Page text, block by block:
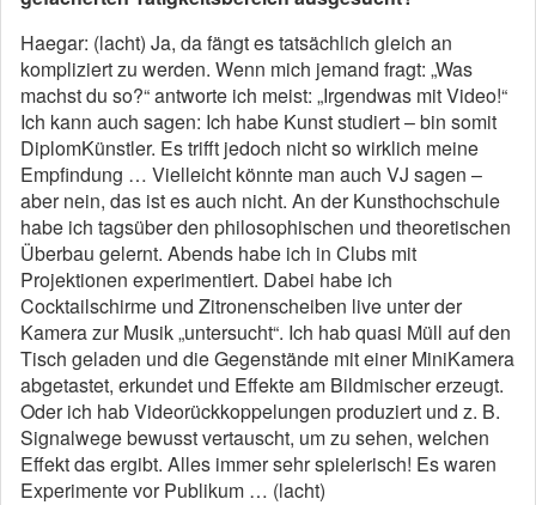
Haegar: (lacht) Ja, da fängt es tatsächlich gleich an
kompliziert zu werden. Wenn mich jemand fragt: „Was
machst du so?“ antworte ich meist: „Irgendwas mit Video!“
Ich kann auch sagen: Ich habe Kunst studiert – bin somit
DiplomKünstler. Es trifft jedoch nicht so wirklich meine
Empfindung … Vielleicht könnte man auch VJ sagen –
aber nein, das ist es auch nicht. An der Kunsthochschule
habe ich tagsüber den philosophischen und theoretischen
Überbau gelernt. Abends habe ich in Clubs mit
Projektionen experimentiert. Dabei habe ich
Cocktailschirme und Zitronenscheiben live unter der
Kamera zur Musik „untersucht“. Ich hab quasi Müll auf den
Tisch geladen und die Gegenstände mit einer MiniKamera
abgetastet, erkundet und Effekte am Bildmischer erzeugt.
Oder ich hab Videorückkoppelungen produziert und z. B.
Signalwege bewusst vertauscht, um zu sehen, welchen
Effekt das ergibt. Alles immer sehr spielerisch! Es waren
Experimente vor Publikum … (lacht)